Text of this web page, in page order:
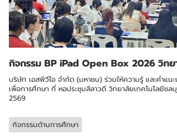
กิจกรรม BP iPad Open Box 2026 วิทย
บริษัท เอสพีวีไอ จำกัด (มหาชน) ร่วมให้ความรู้ และคำแน
เพื่อการศึกษา ที่ หอประชุมลีลาวดี วิทยาลัยเทคโนโลยีช
2569
กิจกรรมด้านการศึกษา